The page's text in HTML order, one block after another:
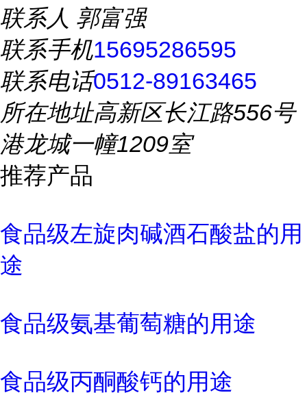
联系人 郭富强
联系手机15695286595
联系电话0512-89163465
所在地址高新区长江路556号
港龙城一幢1209室
推荐产品
食品级左旋肉碱酒石酸盐的用
途
食品级氨基葡萄糖的用途
食品级丙酮酸钙的用途